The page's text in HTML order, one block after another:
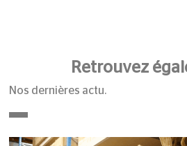
Retrouvez
Nos dernières actu.